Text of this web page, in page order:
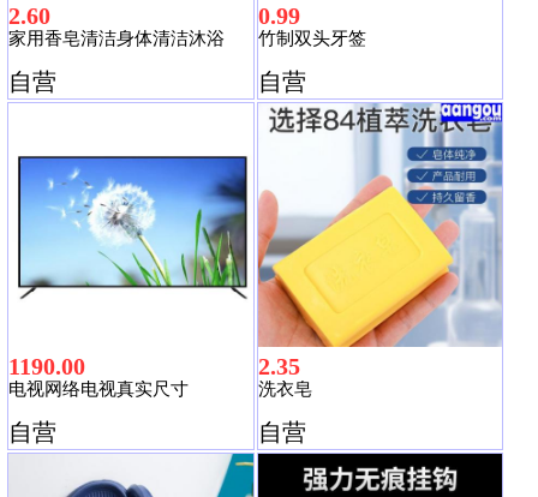
2.60
家用香皂清洁身体清洁沐浴
自营
0.99
竹制双头牙签
自营
1190.00
电视网络电视真实尺寸
自营
2.35
洗衣皂
自营